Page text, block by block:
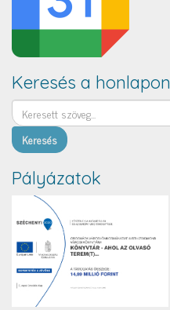
Keresés a honlapon
Keresés
Pályázatok